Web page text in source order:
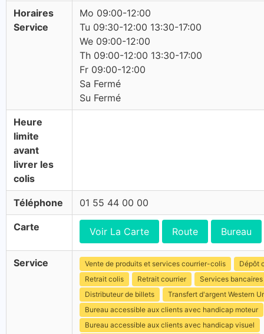
Horaires
Service
Mo 09:00-12:00
Tu 09:30-12:00 13:30-17:00
We 09:00-12:00
Th 09:00-12:00 13:30-17:00
Fr 09:00-12:00
Sa Fermé
Su Fermé
Heure
limite
avant
livrer les
colis
Téléphone 01 55 44 00 00
Carte Voir La Carte Route Bureau
Service Vente de produits et services courrier-colis
Dépôt
Retrait colis
Retrait courrier
Services bancaires
Distributeur de billets
Transfert d'argent Western
Bureau accessible aux clients avec handicap moteur
Bureau accessible aux clients avec handicap visuel